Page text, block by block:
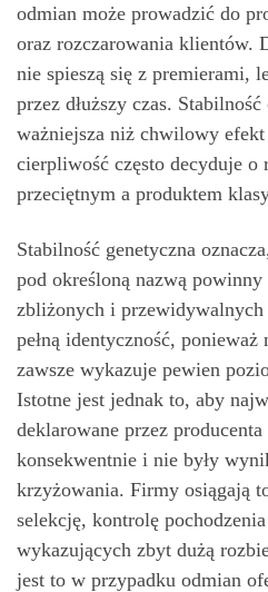
odmian może prowadzić do
oraz rozczarowania klientów.
nie spieszą się z premierami,
przez dłuższy czas.
ważniejsza niż chwilowy
cierpliwość często decyduje
przeciętnym a produktem
Stabilność genetyczna
pod określoną nazwą powinny
zbliżonych i przewidywalnych
pełną identyczność,
zawsze wykazuje pewien
Istotne jest jednak to, aby
deklarowane przez
konsekwentnie i nie były
krzyżowania. Firmy osiągają
selekcję, kontrolę
wykazujących zbyt dużą
jest to w przypadku odmian